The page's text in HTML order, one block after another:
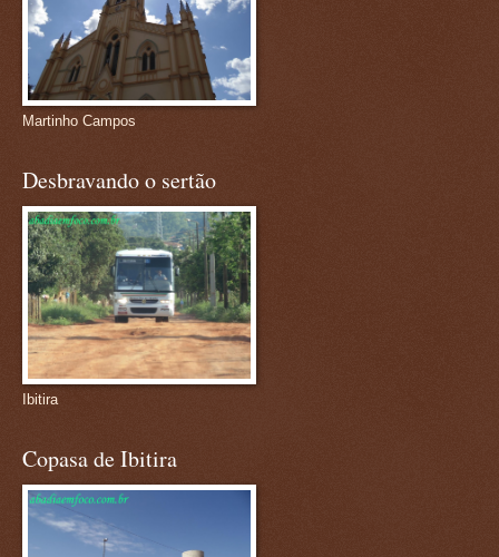
Martinho Campos
Desbravando o sertão
Ibitira
Copasa de Ibitira